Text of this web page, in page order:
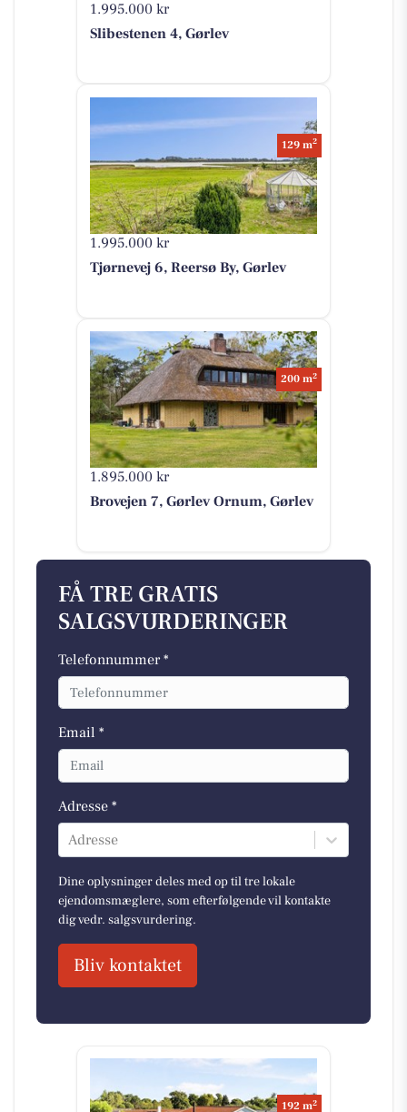
1.995.000 kr
Slibestenen 4, Gørlev
1.995.000 kr
129 m2
Tjørnevej 6, Reersø By, Gørlev
1.895.000 kr
200 m2
Brovejen 7, Gørlev Ornum, Gørlev
FÅ TRE GRATIS
SALGSVURDERINGER
Telefonnummer *
Email *
Adresse *
Adresse
Dine oplysninger deles med op til tre lokale
ejendomsmæglere, som efterfølgende vil kontakte
dig vedr. salgsvurdering.
Bliv kontaktet
192 m2